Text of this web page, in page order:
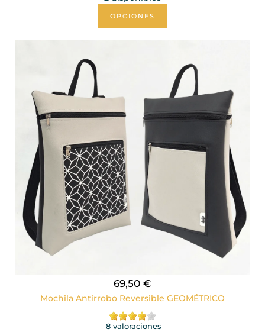
OPCIONES
69,50 €
Mochila Antirrobo Reversible GEOMÉTRICO
8 valoraciones